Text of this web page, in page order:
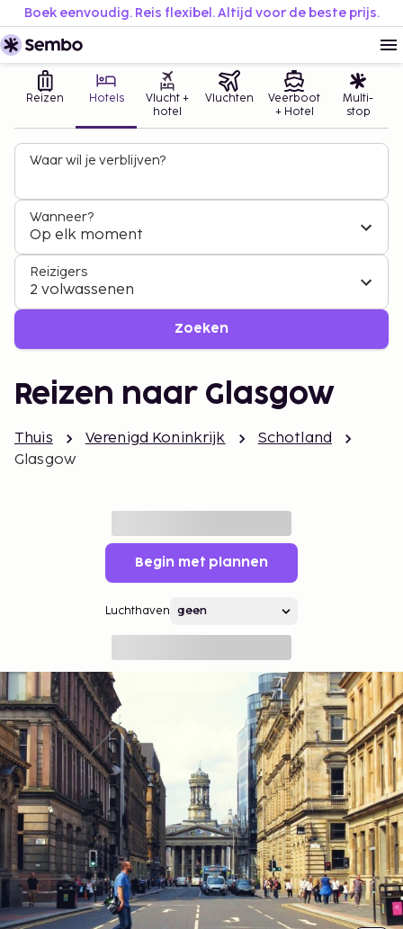
Boek eenvoudig. Reis flexibel. Altijd voor de beste prijs.
Reizen Hotels
Vlucht +
hotel
Vluchten
Veerboot
+ Hotel
Multi-
stop
Waar wil je verblijven?
Wanneer?
Op elk moment
Reizigers
2 volwassenen
Zoeken
Reizen naar Glasgow
Thuis Verenigd Koninkrijk
Schotland
Glasgow
Begin met plannen
Luchthaven